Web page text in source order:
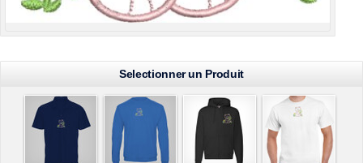
Selectionner un Produit